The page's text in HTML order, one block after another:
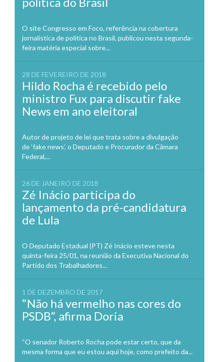
O site Congresso em Foco, referência na cobertura
jornalística de política no Brasil, publicou nesta segunda-
feira matéria especial sobre...
28 DE FEVEREIRO DE 2018
Hildo Rocha é recebido pelo
ministro Fux para discutir fake
News em ano eleitoral
Autor de projeto de lei que trata sobre a divulgação
de ‘fake news’, o Deputado e Procurador da Câmara
Federal,...
26 DE JANEIRO DE 2018
Zé Inácio participa do
lançamento da pré-candidatura
de Lula
O Deputado Estadual (PT) Zé Inácio esteve nesta
quinta-feira 25/01, na reunião da Executiva Nacional do
Partido dos Trabalhadores...
1 DE DEZEMBRO DE 2017
“Não há vermelho nas cores do
PSDB”, afirma Doria
“O senador Roberto Rocha pode estar certo, que da
mesma forma que eu estou aqui hoje, como prefeito da...